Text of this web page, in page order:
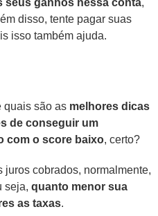
seus ganhos nessa conta,
disso, tente pagar suas
isso também ajuda.
quais são as melhores dicas
de conseguir um
com o score baixo, certo?
cobrados, normalmente,
seja, quanto menor sua
as taxas.